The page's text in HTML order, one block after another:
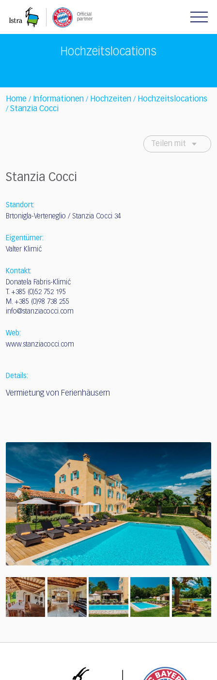
note:
Hochzeitslocations
Home / Informationen / Hochzeiten / Hochzeitslocations
/ Stanzia Cocci
Teilen mit
Stanzia Cocci
Standort:
Brtonigla-Verteneglio / Stanzia Cocci 34
Eigentümer:
Valter Klimić
Kontakt:
Donatela Fabris-Klimić
T. +385 (0)52 752 195
M. +385 (0)98 738 255
info@stanziacocci.com
Web:
www.stanziacocci.com
Details:
Vermietung von Ferienhäusern